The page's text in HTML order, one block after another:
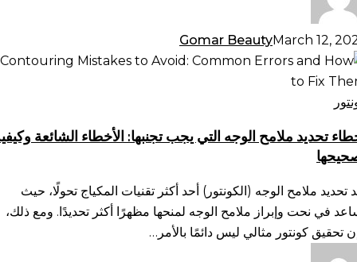
Gomar BeautyMarch 12,
تحديد ملامح الوجه التي يجب تجنبها: الأخطاء الشائعة
تحديد ملامح الوجه (الكونتور) أحد أكثر تقنيات المكياج تحولًا، حيث
في نحت وإبراز ملامح الوجه لمنحها مظهرًا أكثر تحديدًا. ومع ذلك،
تحقيق كونتور مثالي ليس دائمًا بالأمر…